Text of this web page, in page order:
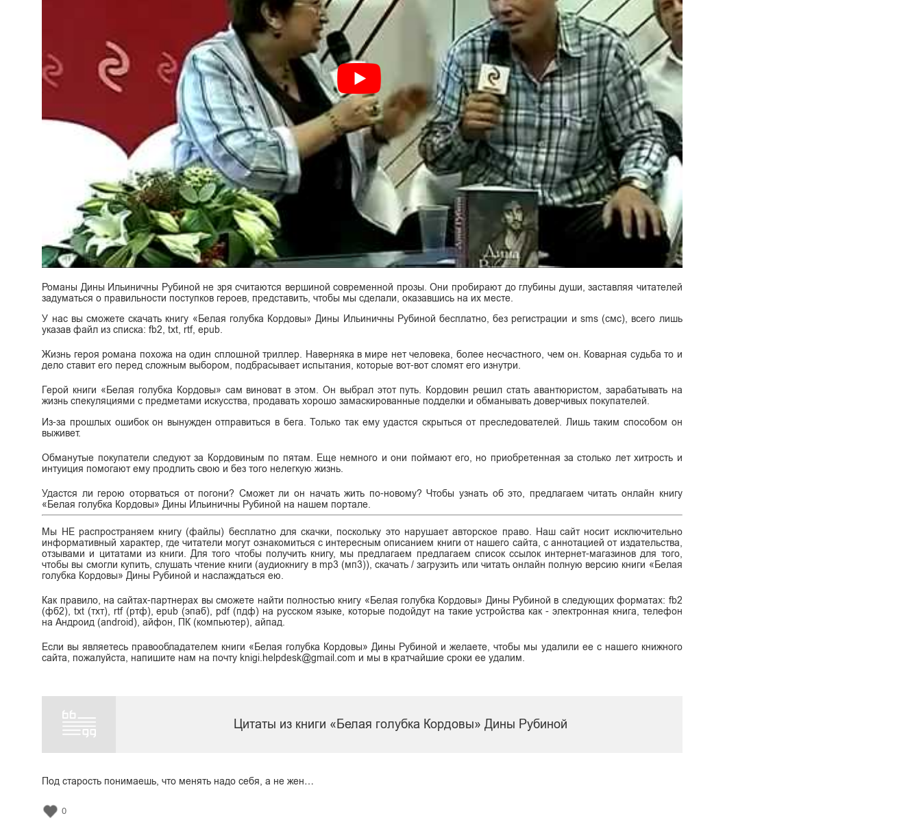
Романы Дины Ильиничны Рубиной не зря считаются вершиной современной прозы. Они пробирают до глубины души, заставляя читателей
задуматься о правильности поступков героев, представить, чтобы мы сделали, оказавшись на их месте.
У нас вы сможете скачать книгу «Белая голубка Кордовы» Дины Ильиничны Рубиной бесплатно, без регистрации и sms (смс), всего лишь
указав файл из списка: fb2, txt, rtf, epub.
Жизнь героя романа похожа на один сплошной триллер. Наверняка в мире нет человека, более несчастного, чем он. Коварная судьба то и
дело ставит его перед сложным выбором, подбрасывает испытания, которые вот-вот сломят его изнутри.
Герой книги «Белая голубка Кордовы» сам виноват в этом. Он выбрал этот путь. Кордовин решил стать авантюристом, зарабатывать на
жизнь спекуляциями с предметами искусства, продавать хорошо замаскированные подделки и обманывать доверчивых покупателей.
Из-за прошлых ошибок он вынужден отправиться в бега. Только так ему удастся скрыться от преследователей. Лишь таким способом он
выживет.
Обманутые покупатели следуют за Кордовиным по пятам. Еще немного и они поймают его, но приобретенная за столько лет хитрость и
интуиция помогают ему продлить свою и без того нелегкую жизнь.
Удастся ли герою оторваться от погони? Сможет ли он начать жить по-новому? Чтобы узнать об это, предлагаем читать онлайн книгу
«Белая голубка Кордовы» Дины Ильиничны Рубиной на нашем портале.
Мы НЕ распространяем книгу (файлы) бесплатно для скачки, поскольку это нарушает авторское право. Наш сайт носит исключительно
информативный характер, где читатели могут ознакомиться с интересным описанием книги от нашего сайта, с аннотацией от издательства,
отзывами и цитатами из книги. Для того чтобы получить книгу, мы предлагаем предлагаем список ссылок интернет-магазинов для того,
чтобы вы смогли купить, слушать чтение книги (аудиокнигу в mp3 (мп3)), скачать / загрузить или читать онлайн полную версию книги «Белая
голубка Кордовы» Дины Рубиной и наслаждаться ею.
Как правило, на сайтах-партнерах вы сможете найти полностью книгу «Белая голубка Кордовы» Дины Рубиной в следующих форматах: fb2
(фб2), txt (тхт), rtf (ртф), epub (эпаб), pdf (пдф) на русском языке, которые подойдут на такие устройства как - электронная книга, телефон
на Андроид (android), айфон, ПК (компьютер), айпад.
Если вы являетесь правообладателем книги «Белая голубка Кордовы» Дины Рубиной и желаете, чтобы мы удалили ее с нашего книжного
сайта, пожалуйста, напишите нам на почту knigi.helpdesk@gmail.com и мы в кратчайшие сроки ее удалим.
Цитаты из книги «Белая голубка Кордовы» Дины Рубиной
Под старость понимаешь, что менять надо себя, а не жен…
0